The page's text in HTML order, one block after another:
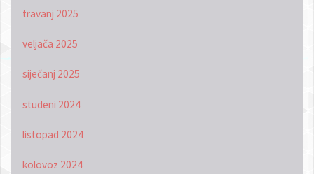
travanj 2025
veljača 2025
siječanj 2025
studeni 2024
listopad 2024
kolovoz 2024